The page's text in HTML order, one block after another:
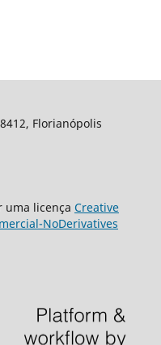
Florianópolis
uma licença Creative
NoDerivatives